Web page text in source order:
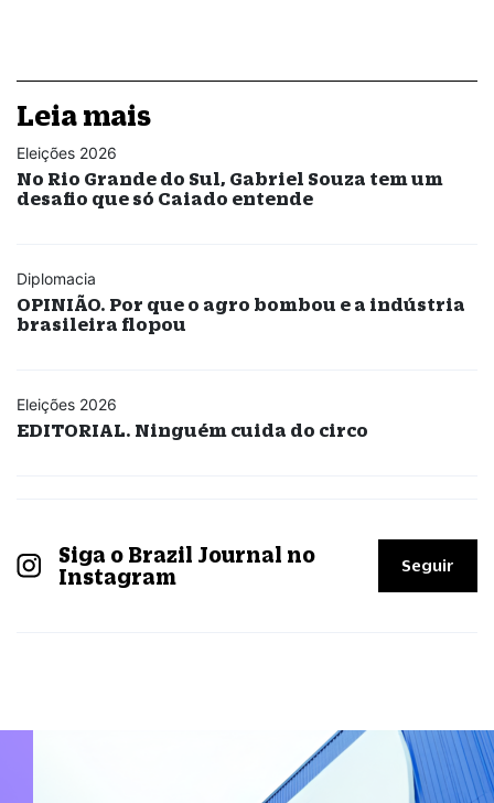
Leia mais
Eleições 2026
No Rio Grande do Sul, Gabriel Souza tem um
desafio que só Caiado entende
Diplomacia
OPINIÃO. Por que o agro bombou e a indústria
brasileira flopou
Eleições 2026
EDITORIAL. Ninguém cuida do circo
Siga o Brazil Journal no
Instagram
Seguir